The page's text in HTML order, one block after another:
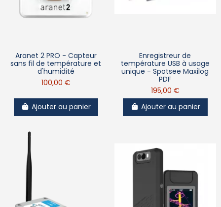
Aranet 2 PRO - Capteur
sans fil de température et
d'humidité
100,00 €
Ajouter au panier
Enregistreur de
température USB à usage
unique - Spotsee Maxilog
PDF
195,00 €
Ajouter au panier